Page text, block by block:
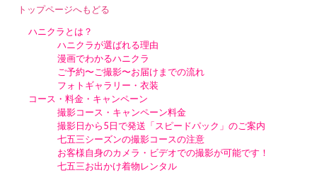
トップページへもどる
ハニクラとは？
ハニクラが選ばれる理由
漫画でわかるハニクラ
ご予約〜ご撮影〜お届けまでの流れ
フォトギャラリー・衣装
コース・料金・キャンペーン
撮影コース・キャンペーン料金
撮影日から5日で発送「スピードパック」のご案内
七五三シーズンの撮影コースの注意
お客様自身のカメラ・ビデオでの撮影が可能です！
七五三お出かけ着物レンタル